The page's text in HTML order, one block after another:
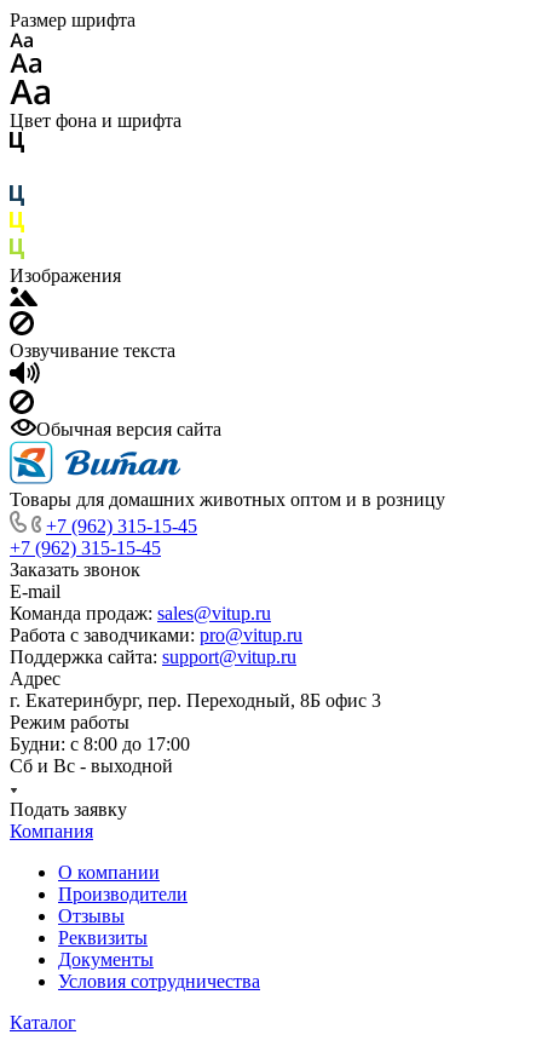
Размер шрифта
Цвет фона и шрифта
Изображения
Озвучивание текста
Обычная версия сайта
Товары для домашних животных оптом и в розницу
+7 (962) 315-15-45
+7 (962) 315-15-45
Заказать звонок
E-mail
Команда продаж: sales@vitup.ru
Работа с заводчиками: pro@vitup.ru
Поддержка сайта: support@vitup.ru
Адрес
г. Екатеринбург, пер. Переходный, 8Б офис 3
Режим работы
Будни: с 8:00 до 17:00
Сб и Вс - выходной
Подать заявку
Компания
О компании
Производители
Отзывы
Реквизиты
Документы
Условия сотрудничества
Каталог